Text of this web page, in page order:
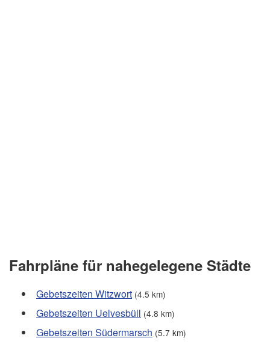
Fahrpläne für nahegelegene Städte
Gebetszeiten Witzwort (4.5 km)
Gebetszeiten Uelvesbüll (4.8 km)
Gebetszeiten Südermarsch (5.7 km)